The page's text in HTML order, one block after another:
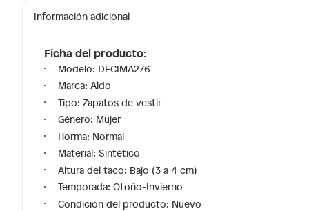
Información adicional
Ficha del producto:
Modelo: DECIMA276
Marca: Aldo
Tipo: Zapatos de vestir
Género: Mujer
Horma: Normal
Material: Sintético
Altura del taco: Bajo (3 a 4 cm)
Temporada: Otoño-Invierno
Condicion del producto: Nuevo